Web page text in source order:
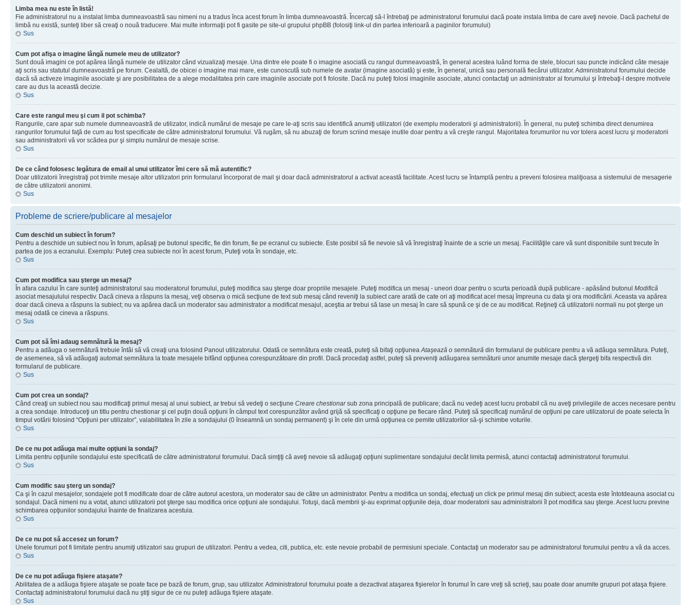
Limba mea nu este în listă!
Fie administratorul nu a instalat limba dumneavoastră sau nimeni nu a tradus înca acest forum în limba dumneavoastră. Încercaţi să-l întrebaţi pe administratorul forumului dacă poate instala limba de care aveţi nevoie. Dacă pachetul de
limbă nu există, sunteţi liber să creaţi o nouă traducere. Mai multe informaţii pot fi gasite pe site-ul grupului phpBB (folosiţi link-ul din partea inferioară a paginilor forumului)
Sus
Cum pot afişa o imagine lângă numele meu de utilizator?
Sunt două imagini ce pot apărea lângă numele de utilizator când vizualizaţi mesaje. Una dintre ele poate fi o imagine asociată cu rangul dumneavoastră, în general acestea luând forma de stele, blocuri sau puncte indicând câte mesaje
aţi scris sau statutul dumneavoastră pe forum. Cealaltă, de obicei o imagine mai mare, este cunoscută sub numele de avatar (imagine asociată) şi este, în general, unică sau personală fiecărui utilizator. Administratorul forumului decide
dacă să activeze imaginile asociate şi are posibilitatea de a alege modalitatea prin care imaginile asociate pot fi folosite. Dacă nu puteţi folosi imaginile asociate, atunci contactaţi un administrator al forumului şi întrebaţi-l despre motivele
care au dus la această decizie.
Sus
Care este rangul meu şi cum il pot schimba?
Rangurile, care apar sub numele dumneavoastră de utilizator, indică numărul de mesaje pe care le-aţi scris sau identifică anumiţi utilizatori (de exemplu moderatorii şi administratorii). În general, nu puteţi schimba direct denumirea
rangurilor forumului faţă de cum au fost specificate de către administratorul forumului. Vă rugăm, să nu abuzaţi de forum scriind mesaje inutile doar pentru a vă creşte rangul. Majoritatea forumurilor nu vor tolera acest lucru şi moderatorii
sau administratorii vă vor scădea pur şi simplu numărul de mesaje scrise.
Sus
De ce când folosesc legătura de email al unui utilizator îmi cere să mă autentific?
Doar utilizatorii înregistraţi pot trimite mesaje altor utilizatori prin formularul încorporat de mail şi doar dacă administratorul a activat această facilitate. Acest lucru se întamplă pentru a preveni folosirea maliţioasa a sistemului de mesagerie
de către utilizatorii anonimi.
Sus
Probleme de scriere/publicare al mesajelor
Cum deschid un subiect în forum?
Pentru a deschide un subiect nou în forum, apăsaţi pe butonul specific, fie din forum, fie pe ecranul cu subiecte. Este posibil să fie nevoie să vă înregistraţi înainte de a scrie un mesaj. Facilităţile care vă sunt disponibile sunt trecute în
partea de jos a ecranului. Exemplu: Puteţi crea subiecte noi în acest forum, Puteţi vota în sondaje, etc.
Sus
Cum pot modifica sau şterge un mesaj?
În afara cazului în care sunteţi administratorul sau moderatorul forumului, puteţi modifica sau şterge doar propriile mesajele. Puteţi modifica un mesaj - uneori doar pentru o scurta perioadă după publicare - apăsând butonul Modifică
asociat mesajulului respectiv. Dacă cineva a răspuns la mesaj, veţi observa o mică secţiune de text sub mesaj când reveniţi la subiect care arată de cate ori aţi modificat acel mesaj împreuna cu data şi ora modificării. Aceasta va apărea
doar dacă cineva a răspuns la subiect; nu va apărea dacă un moderator sau administrator a modificat mesajul, aceştia ar trebui să lase un mesaj în care să spună ce şi de ce au modificat. Reţineţi că utilizatorii normali nu pot şterge un
mesaj odată ce cineva a răspuns.
Sus
Cum pot să îmi adaug semnătură la mesaj?
Pentru a adăuga o semnătură trebuie întâi să vă creaţi una folosind Panoul utilizatorului. Odată ce semnătura este creată, puteţi să bifaţi opţiuneaAtaşează o semnătură din formularul de publicare pentru a vă adăuga semnătura. Puteţi,
de asemenea, să vă adăugaţi automat semnătura la toate mesajele bifând opţiunea corespunzătoare din profil. Dacă procedaţi astfel, puteţi să preveniţi adăugarea semnăturii unor anumite mesaje dacă ştergeţi bifa respectivă din
formularul de publicare.
Sus
Cum pot crea un sondaj?
Când creaţi un subiect nou sau modificaţi primul mesaj al unui subiect, ar trebui să vedeţi o secţiune Creare chestionarsub zona principală de publicare; dacă nu vedeţi acest lucru probabil că nu aveţi privilegiile de acces necesare pentru
a crea sondaje. Introduceţi un titlu pentru chestionar şi cel puţin două opţiuni în câmpul text corespunzător având grijă să specificaţi o opţiune pe fiecare rând. Puteţi să specificaţi numărul de opţiuni pe care utilizatorul de poate selecta în
timpul votării folosind “Opţiuni per utilizator”, valabilitatea în zile a sondajului (0 înseamnă un sondaj permanent) şi în cele din urmă opţiunea ce pemite utilizatorilor să-şi schimbe voturile.
Sus
De ce nu pot adăuga mai multe opţiuni la sondaj?
Limita pentru opţiunile sondajului este specificată de către administratorul forumului. Dacă simţiţi că aveţi nevoie să adăugaţi opţiuni suplimentare sondajului decât limita permisă, atunci contactaţi administratorul forumului.
Sus
Cum modific sau şterg un sondaj?
Ca şi în cazul mesajelor, sondajele pot fi modificate doar de către autorul acestora, un moderator sau de către un administrator. Pentru a modifica un sondaj, efectuaţi un click pe primul mesaj din subiect; acesta este întotdeauna asociat cu
sondajul. Dacă nimeni nu a votat, atunci utilizatorii pot şterge sau modifica orice opţiuni ale sondajului. Totuşi, dacă membrii şi-au exprimat opţiunile deja, doar moderatorii sau administratorii îl pot modifica sau şterge. Acest lucru previne
schimbarea opţiunilor sondajului înainte de finalizarea acestuia.
Sus
De ce nu pot să accesez un forum?
Unele forumuri pot fi limitate pentru anumiţi utilizatori sau grupuri de utilizatori. Pentru a vedea, citi, publica, etc. este nevoie probabil de permisiuni speciale. Contactaţi un moderator sau pe administratorul forumului pentru a vă da acces.
Sus
De ce nu pot adăuga fişiere ataşate?
Abilitatea de a adăuga fişiere ataşate se poate face pe bază de forum, grup, sau utilizator. Administratorul forumului poate a dezactivat ataşarea fişierelor în forumul în care vreţi să scrieţi, sau poate doar anumite grupuri pot ataşa fişiere.
Contactaţi administratorul forumului dacă nu ştiţi sigur de ce nu puteţi adăuga fişiere ataşate.
Sus